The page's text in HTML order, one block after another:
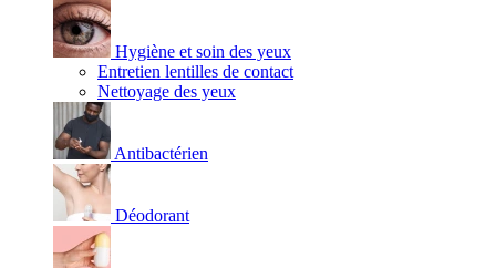
Hygiène et soin des yeux
Entretien lentilles de contact
Nettoyage des yeux
Antibactérien
Déodorant